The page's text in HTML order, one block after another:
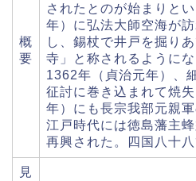
概
要
されたとのが始まりと
年）に弘法大師空海が
し、錫杖で井戸を掘り
寺」と称されるようにな
1362年（貞治元年）、
征討に巻き込まれて焼
年）にも長宗我部元親
江戸時代には徳島藩主
再興された。四国八十八
見